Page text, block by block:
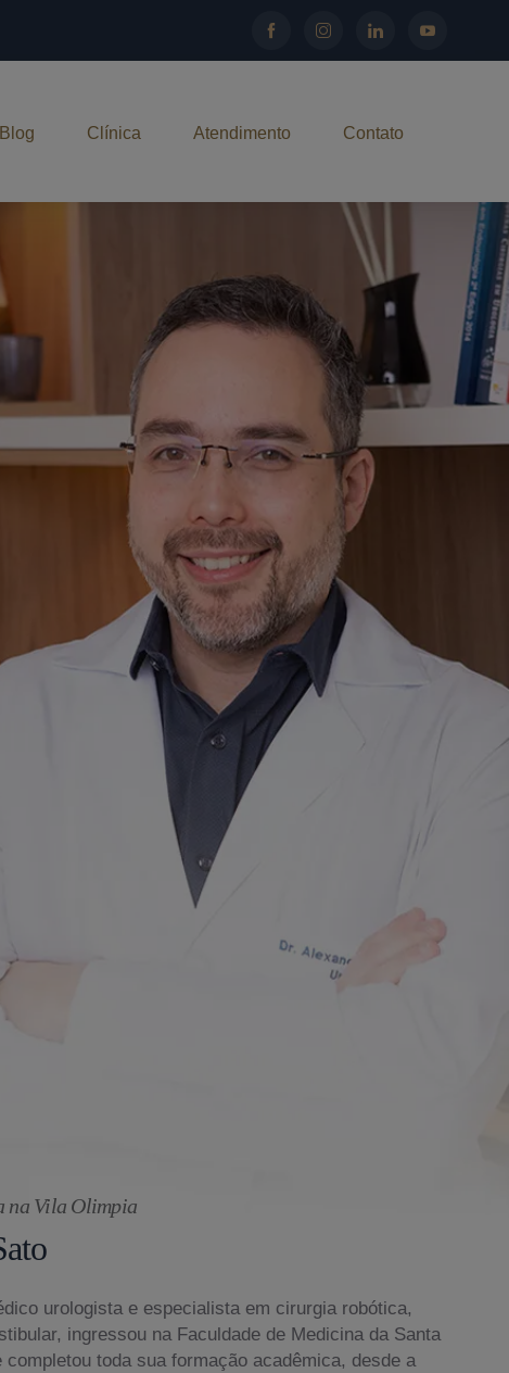
Blog Clínica Atendimento Contato
na Vila Olimpia
urologista e especialista em cirurgia robótica,
ingressou na Faculdade de Medicina da Santa
completou toda sua formação acadêmica, desde a